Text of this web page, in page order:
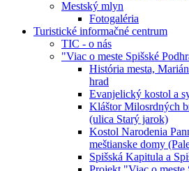
Mestský mlyn
Fotogaléria
Turistické informačné centrum
TIC - o nás
"Viac o meste Spišské
História mesta,
hrad
Evanjelický kostol a
Kláštor Milosrdných
(ulica Starý jarok)
Kostol Narodenia
meštianske domy
Spišská Kapitula a